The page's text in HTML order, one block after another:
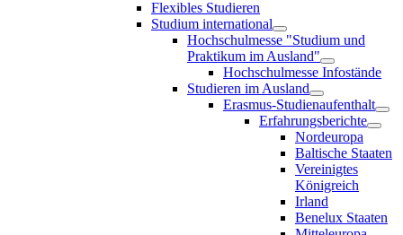
Flexibles Studieren
Studium international
Hochschulmesse "Studium und
Praktikum im Ausland"
Hochschulmesse Infostände
Studieren im Ausland
Erasmus-Studienaufenthalt
Erfahrungsberichte
Nordeuropa
Baltische Staaten
Vereinigtes
Königreich
Irland
Benelux Staaten